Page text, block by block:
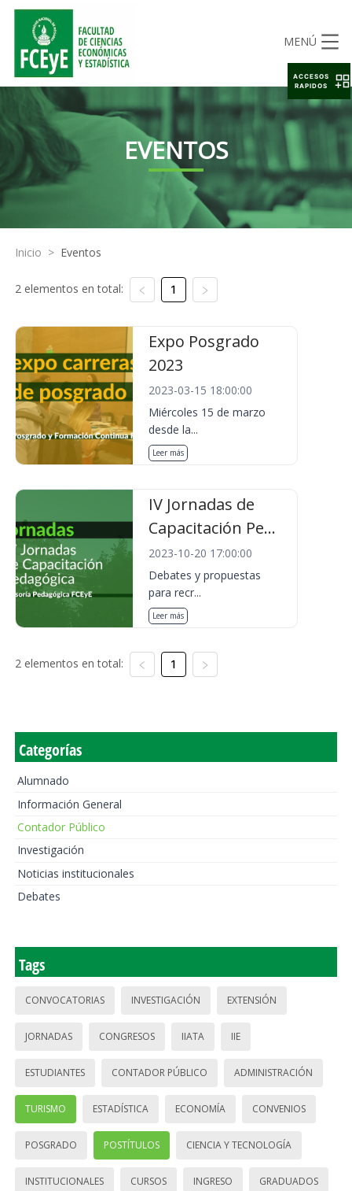
MENÚ
EVENTOS
Inicio > Eventos
2 elementos en total: 1
Expo Posgrado
2023
2023-03-15 18:00:00
Miércoles 15 de marzo
desde la...
Leer más
IV Jornadas de
Capacitación Pe...
2023-10-20 17:00:00
Debates y propuestas
para recr...
Leer más
2 elementos en total: 1
Categorías
Alumnado
Información General
Contador Público
Investigación
Noticias institucionales
Debates
Tags
CONVOCATORIAS INVESTIGACIÓN EXTENSIÓN
JORNADAS CONGRESOS IIATA IIE
ESTUDIANTES CONTADOR PÚBLICO ADMINISTRACIÓN
TURISMO ESTADÍSTICA ECONOMÍA CONVENIOS
POSGRADO POSTÍTULOS CIENCIA Y TECNOLOGÍA
INSTITUCIONALES CURSOS INGRESO GRADUADOS
ACCESOS
RAPIDOS